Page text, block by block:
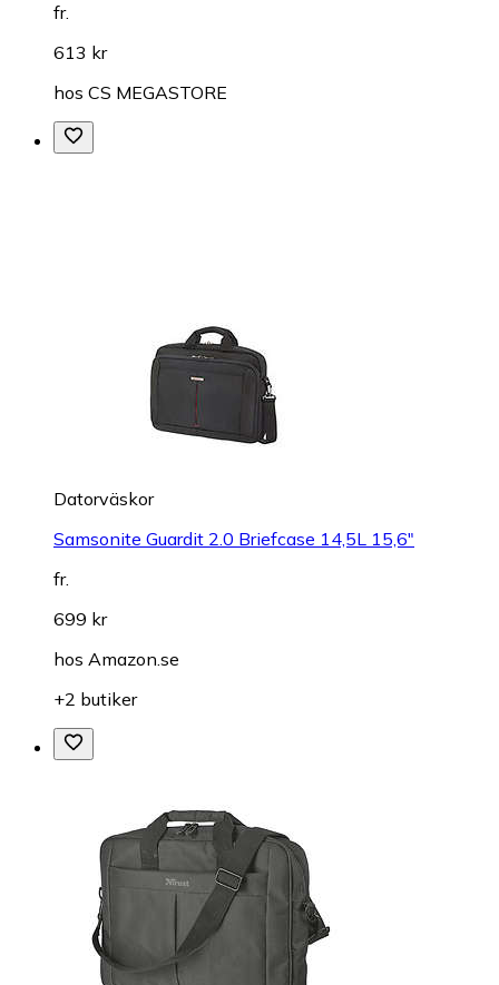
fr.
613 kr
hos CS MEGASTORE
Datorväskor
Samsonite Guardit 2.0 Briefcase 14,5L 15,6"
fr.
699 kr
hos Amazon.se
+2 butiker